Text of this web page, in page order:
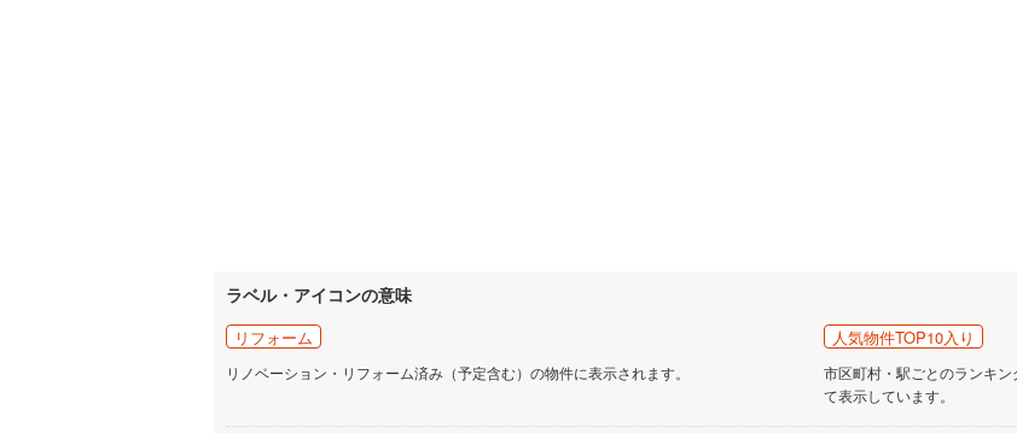
ラベル・アイコンの意味
リフォーム
リノベーション・リフォーム済み（予定含む）の物件に表示されます。
人気物件TOP10入り
市区町村・駅ごとのランキ
て表示しています。